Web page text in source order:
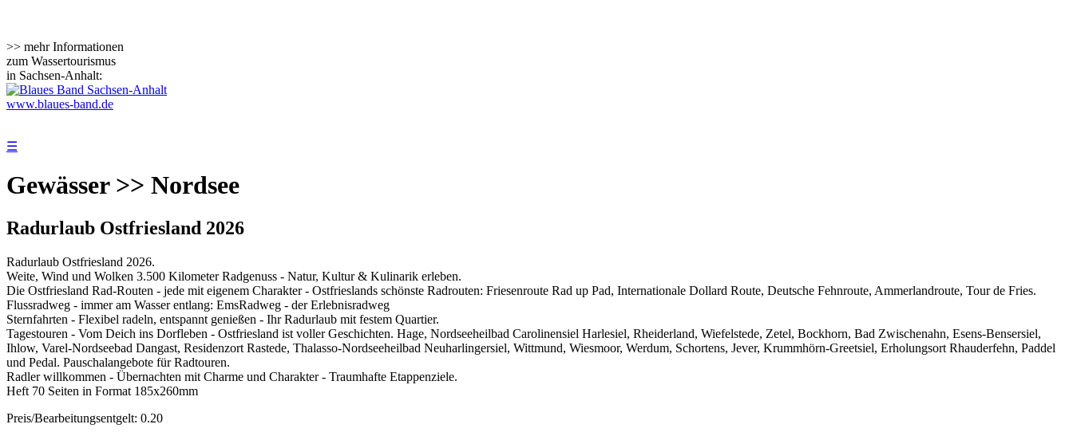
>> mehr Informationen
zum Wassertourismus
in Sachsen-Anhalt:
www.blaues-band.de
☰
Gewässer >> Nordsee
Radurlaub Ostfriesland 2026
Radurlaub Ostfriesland 2026.
Weite, Wind und Wolken 3.500 Kilometer Radgenuss - Natur, Kultur & Kulinarik erleben.
Die Ostfriesland Rad-Routen - jede mit eigenem Charakter - Ostfrieslands schönste Radrouten: Friesenroute Rad up Pad, Internationale Dollard Route, Deutsche Fehnroute, Ammerlandroute, Tour de Fries.
Flussradweg - immer am Wasser entlang: EmsRadweg - der Erlebnisradweg
Sternfahrten - Flexibel radeln, entspannt genießen - Ihr Radurlaub mit festem Quartier.
Tagestouren - Vom Deich ins Dorfleben - Ostfriesland ist voller Geschichten. Hage, Nordseeheilbad Carolinensiel Harlesiel, Rheiderland, Wiefelstede, Zetel, Bockhorn, Bad Zwischenahn, Esens-Bensersiel,
Ihlow, Varel-Nordseebad Dangast, Residenzort Rastede, Thalasso-Nordseeheilbad Neuharlingersiel, Wittmund, Wiesmoor, Werdum, Schortens, Jever, Krummhörn-Greetsiel, Erholungsort Rhauderfehn, Paddel
und Pedal. Pauschalangebote für Radtouren.
Radler willkommen - Übernachten mit Charme und Charakter - Traumhafte Etappenziele.
Heft 70 Seiten in Format 185x260mm
Preis/Bearbeitungsentgelt: 0.20